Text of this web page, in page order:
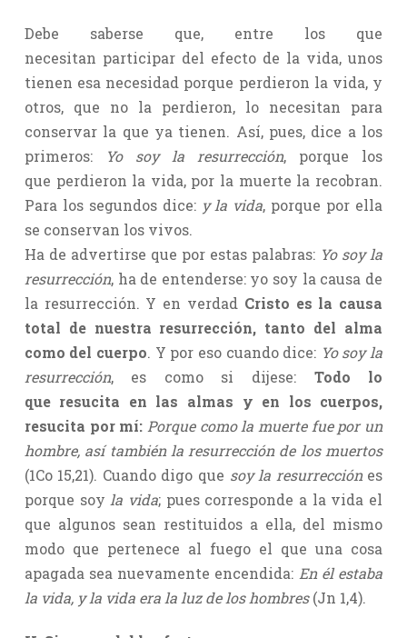
Debe saberse que, entre los que
necesitan participar del efecto de la vida, unos
tienen esa necesidad porque perdieron la vida, y
otros, que no la perdieron, lo necesitan para
conservar la que ya tienen. Así, pues, dice a los
primeros:
Yo soy la resurrección, porque los
que perdieron la vida, por la muerte la recobran.
Para los segundos dice: y la vida, porque por ella
se conservan los vivos.
Ha de advertirse que por estas palabras: Yo soy la
resurrección, ha de entenderse: yo soy la causa de
la resurrección. Y en verdad Cristo es la causa
total de nuestra resurrección, tanto del alma
como del cuerpo. Y por eso cuando dice: Yo soy la
resurrección, es como si dijese: Todo lo
que resucita en las almas y en los cuerpos,
resucita por mí: Porque como la muerte fue por un
hombre, así también la resurrección de los muertos
(1Co 15,21). Cuando digo que soy la resurrecciónes
porque soy la vida; pues corresponde a la vida el
que algunos sean restituidos a ella, del mismo
modo que pertenece al fuego el que una cosa
apagada sea nuevamente encendida: En él estaba
la vida, y la vida era la luz de los hombres(Jn 1,4).